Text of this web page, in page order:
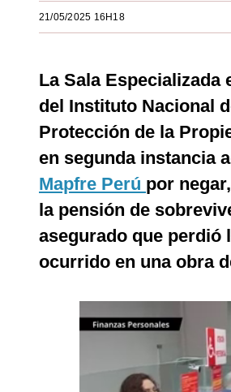
21/05/2025 16H18
La Sala Especializada
del Instituto Nacional
Protección de la
en segunda instancia
Mapfre Perú por
la pensión de
asegurado que perdió
ocurrido en una obra